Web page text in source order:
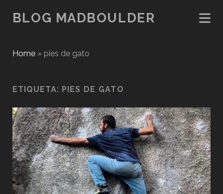
BLOG MADBOULDER
Home» pies de gato
ETIQUETA: PIES DE GATO